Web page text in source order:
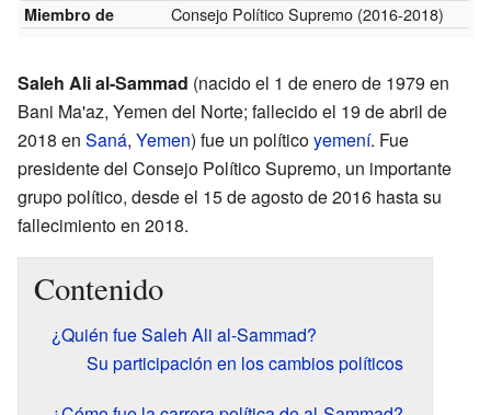
Miembro de Consejo Político Supremo (2016-2018)
Saleh Ali al-Sammad (nacido el 1 de enero de 1979 en
Bani Ma'az, Yemen del Norte; fallecido el 19 de abril de
2018 en Saná, Yemen) fue un políticoyemení. Fue
presidente del Consejo Político Supremo, un importante
grupo político, desde el 15 de agosto de 2016 hasta su
fallecimiento en 2018.
Contenido
¿Quién fue Saleh Ali al-Sammad?
Su participación en los cambios políticos